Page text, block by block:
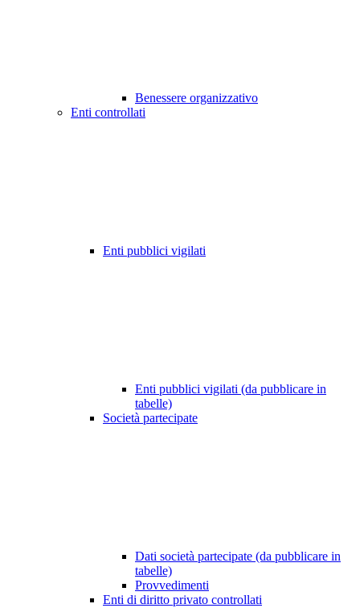
Benessere organizzativo
Enti controllati
Enti pubblici vigilati
Enti pubblici vigilati (da pubblicare in
tabelle)
Società partecipate
Dati società partecipate (da pubblicare in
tabelle)
Provvedimenti
Enti di diritto privato controllati